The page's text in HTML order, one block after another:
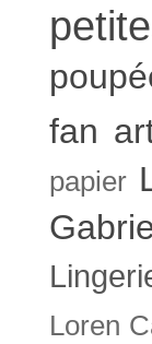
fan
papier
Loren